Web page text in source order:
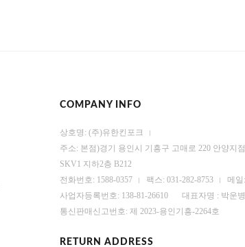
COMPANY INFO
상호명: (주)유한킨포크
주소: 본점)경기 용인시 기흥구 고매로 220 안양지
SKV1 지하2층 B212
전화번호: 1588-0357
팩스: 031-282-8753
메일
사업자등록번호: 138-81-26610
대표자명 : 박운병
통신판매신고번호: 제 2023-용인기흥-2264호
RETURN ADDRESS